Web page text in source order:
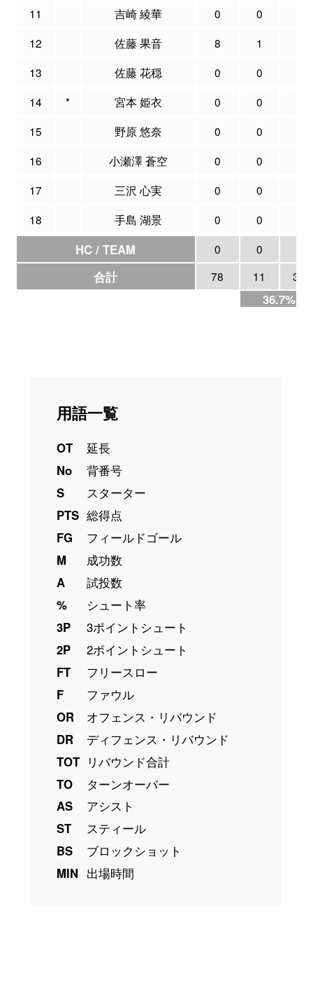
11 吉崎 綾華 0 0
12
佐藤 果音 8 1
13
佐藤 花穏 0 0
14
* 宮本 姫衣 0 0
15
野原 悠奈 0 0
16
小瀬澤 蒼空 0 0
17
三沢 心実 0 0
18
手島 湖景 0 0
HC / TEAM 0 0
合計 78 11 30
36.7%
用語一覧
OT
延長
No
背番号
S
スターター
PTS 総得点
FG
フィールドゴール
M
成功数
A
試投数
%
シュート率
3P
3ポイントシュート
2P
2ポイントシュート
FT
フリースロー
F
ファウル
OR
オフェンス・リバウンド
DR
ディフェンス・リバウンド
TOT リバウンド合計
TO
ターンオーバー
AS
アシスト
ST
スティール
BS
ブロックショット
MIN 出場時間